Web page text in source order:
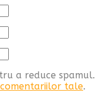
a reduce spamul.
tale.